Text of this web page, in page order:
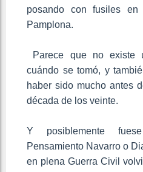
posando con fusiles
Pamplona.
Parece que no existe
cuándo se tomó, y
haber sido mucho antes
década de los veinte.
Y posiblemente
Pensamiento Navarro o
en plena Guerra Civil